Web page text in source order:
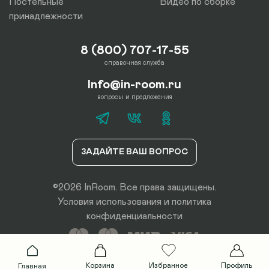
принадлежности
ЗАДАЙТЕ ВАШ ВОПРОС
8 (800) 707-17-55
справочная служба
Info@in-room.ru
вопросы и предложения
©2026 InRoom. Все права защищены.
Условия использования и политика
конфиденциальности
Главная Корзина Избранное Профиль